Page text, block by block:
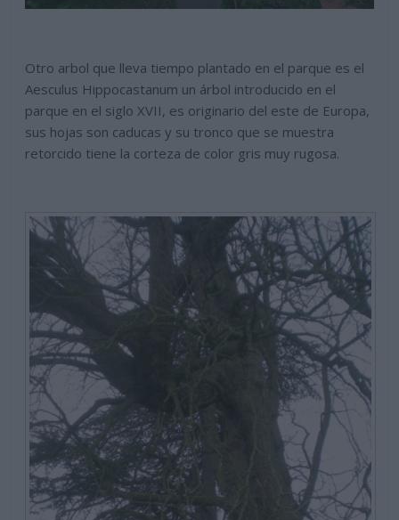
Otro arbol que lleva tiempo plantado en el parque es el
Aesculus Hippocastanum un árbol introducido en el
parque en el siglo XVII, es originario del este de Europa,
sus hojas son caducas y su tronco que se muestra
retorcido tiene la corteza de color gris muy rugosa.